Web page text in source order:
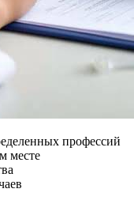
профессий
месте